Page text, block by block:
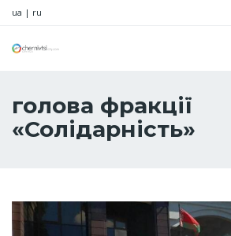
ua | ru
голова фракції
«Солідарність»